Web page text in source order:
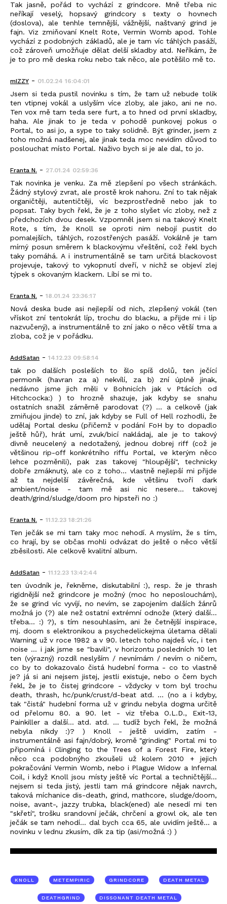
Tak jasně, pořád to vychází z grindcore. Mně třeba nic
neříkají veselý, hopsavý grindcory s texty o hovnech
(doslova), ale tenhle temnější, vážnější, naštvaný grind je
fajn. Viz zmiňovaní Knelt Rote, Vermin Womb apod. Tohle
vychází z podobných základů, ale je tam víc táhlých pasáží,
což zároveň umožňuje dělat delší skladby atd. Neříkám, že
je to pro mě deska roku nebo tak něco, ale potěšilo mě to.
mIZZY - 01.02.24 16:04:01
Jsem si teda pustil novinku s tím, že tam už nebude tolik
ten vtipnej vokál a uslyším více zloby, ale jako, ani ne no.
Ten vox mě tam teda sere furt, a to hned od první skladby,
haha. Ale jinak to je teda v pohodě punkovej pokus o
Portal, to asi jo, a sype to taky solidně. Být grinder, jsem z
toho možná nadšenej, ale jinak teda moc nevidím důvod to
poslouchat místo Portal. Naživo bych si je ale dal, to jo.
Franta N. - 27.01.24 02:59:36
Tak novinka je venku. Za mě zlepšení po všech stránkách.
Žádný stylový zvrat, ale prostě krok nahoru. Zní to tak nějak
organičtěji, autentičtěji, víc bezprostředně nebo jak to
popsat. Taky bych řekl, že je z toho slyšet víc zloby, než z
předchozích dvou desek. Vzpomněl jsem si na takový Knelt
Rote, s tím, že Knoll se oproti nim nebojí pustit do
pomalejších, táhlých, rozostřených pasáží. Vokálně je tam
mírný posun směrem k blackovýmu vřeštění, což řekl bych
taky pomáhá. A i instrumentálně se tam určitá blackovost
projevuje, takový to vykopnutí dveří, v nichž se objeví zlej
týpek s okovaným klackem. Líbí se mi to.
Franta N. - 18.01.24 23:36:17
Nová deska bude asi nejlepší od nich, zlepšený vokál (ten
vřískot zní tentokrát líp, trochu do blacku, a přijde mi i líp
nazvučený), a instrumentálně to zní jako o něco větší tma a
zloba, což je v pořádku.
AddSatan - 14.12.23 09:58:14
tak po dalších posleších to šlo spíš dolů, ten ječící
permoník (havran za a) nekvílí, za b) zní úplně jinak,
nedávno jsme jich měli v Bohnicích jak v Ptácích od
Hitchcocka:) ) to hrozně shazuje, jak kdyby se snahu
ostatních snažil záměrně parodovat (?) ... a celkově (jak
zmiňujou jinde) to zní, jak kdyby se Full of Hell rozhodli, že
udělaj Portal desku (přičemž v podání FoH by to dopadlo
ještě hůř), hrát umí, zvuk/bicí nakládaj, ale je to takový
divně neucelený a nedotažený, jednou dobrej riff (což je
většinou rip-off konkrétního riffu Portal, ve kterým něco
lehce pozměnili), pak zas takovej "hloupější", technicky
dobře zmáknutý, ale co z toho... vlastně nejlepší mi přijde
až ta nejdelší závěrečná, kde většinu tvoří dark
ambient/noise - tam mě asi nic nesere... takovej
death/grind/sludge/doom pro hipsteři no :)
Franta N. - 11.12.23 18:21:26
Ten ječák se mi tam taky moc nehodí. A myslím, že s tím,
co hrají, by se občas mohli odvázat do ještě o něco větší
zběsilosti. Ale celkově kvalitní album.
AddSatan - 11.12.23 13:42:44
ten úvodník je, řekněme, diskutabilní :), resp. že je thrash
rigidnější než grindcore je možný (moc ho neposlouchám),
že se grind víc vyvíjí, no nevím, se zapojením dalších žánrů
možná jo (?) ale než ostatní extrémní odnože (který další...
třeba... :) ?), s tím nesouhlasím, ani že četnější inspirace,
mj. doom s elektronikou a psychedelickejma úletama dělali
Warning už v roce 1982 a v 90. letech toho najdeš víc, i ten
noise ... i jak jsme se "bavili", v horizontu posledních 10 let
ten (výrazný) rozdíl neslyším / nevnímám / nevím o ničem,
co by to dokazovalo čistá hudební forma - co to vlastně
je? já si ani nejsem jistej, jestli existuje, nebo o čem bych
řekl, že je to čistej grindcore - vždycky v tom byl trochu
death, thrash, hc/punk/crust/d-beat atd. ... (no a i kdyby,
tak "čistá" hudební forma už v grindu nebyla dogma určitě
od přelomu 80. a 90. let - viz třeba O.L.D., Exit-13,
Painkiller a další... atd. atd. ... tudíž bych řekl, že možná
nebyla nikdy :)? ) Knoll - ještě uvidím, zatím -
instrumentálně asi fajn/dobrý, kromě "grinding" Portal mi to
připomíná i Clinging to the Trees of a Forest Fire, který
něco cca podobnýho zkoušeli už kolem 2010 + jejich
pokračování Vermin Womb, nebo i Plague Widow a Infernal
Coil, i když Knoll jsou místy ještě víc Portal a techničtější...
nejsem si teda jistý, jestli tam má grindcore nějak navrch,
taková míchanice dis-death, grind, mathcore, sludge/doom,
noise, avant-, jazzy trubka, black(ened) ale nesedí mi ten
"skřetí", trošku srandovní ječák, chrčení a growl ok, ale ten
ječák se tam nehodí... dal bych cca 65, ale uvidím ještě... a
novinku v lednu zkusím, dík za tip (asi/možná :) )
KNOLL METEMPIRIC GRINDCORE DEATH METAL
DEATHGRIND DISSONANT DEATH METAL